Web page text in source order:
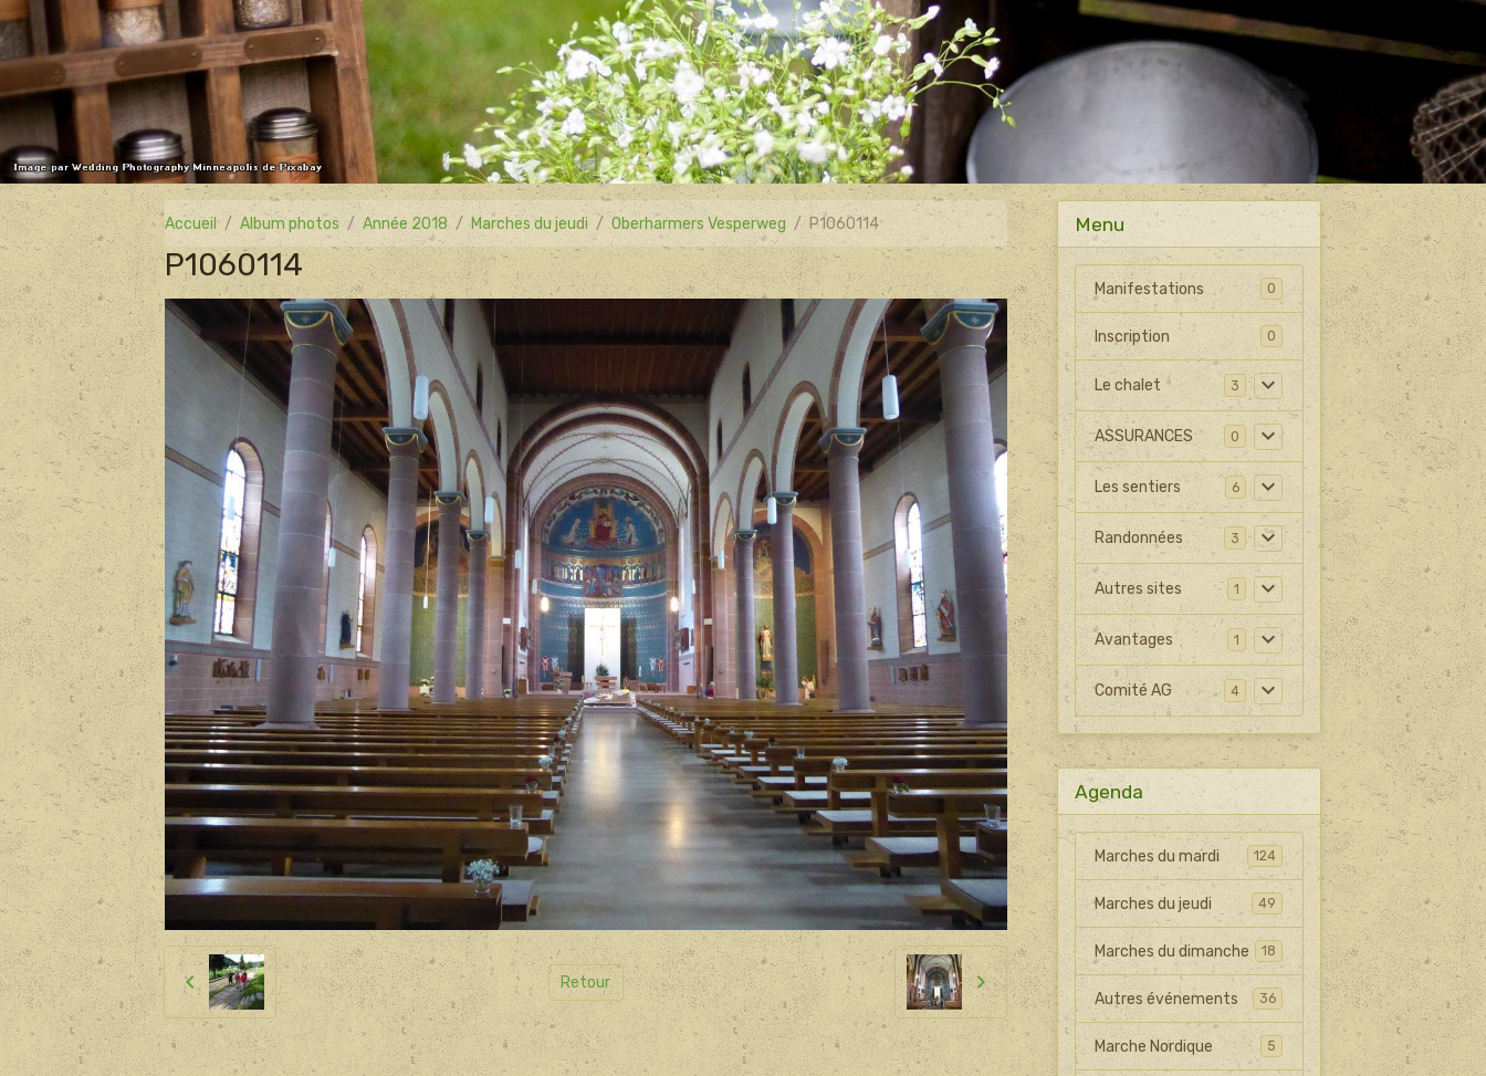
Accueil Album photos Année 2018 Marches du jeudi Oberharmers Vesperweg P1060114
P1060114
Retour
Menu
Manifestations 0
Inscription 0
Le chalet 3
ASSURANCES 0
Les sentiers 6
Randonnées 3
Autres sites 1
Avantages 1
Comité AG 4
Agenda
Marches du mardi 124
Marches du jeudi 49
Marches du dimanche 18
Autres événements 36
Marche Nordique 5